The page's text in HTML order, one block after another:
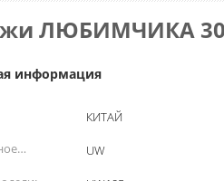
ЛЮБИМЧИКА
информация
КИТАЙ
UW